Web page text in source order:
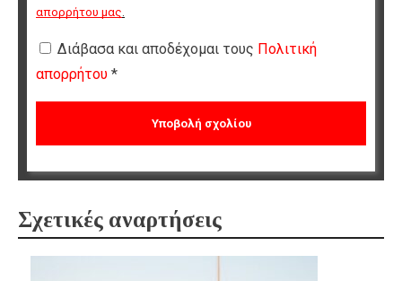
απορρήτου μας.
Διάβασα και αποδέχομαι τους Πολιτική
απορρήτου *
Σχετικές αναρτήσεις